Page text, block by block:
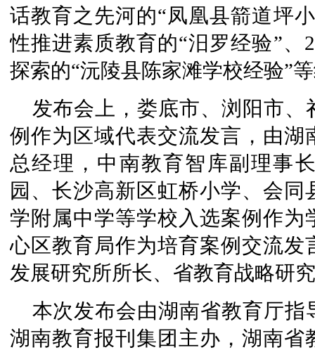
话教育之先河的“凤凰县箭道坪
性推进素质教育的“汨罗经验”、
探索的“沅陵县陈家滩学校经验”
发布会上，娄底市、浏阳市
例作为区域代表交流发言，由
总经理，中南教育智库副理事
园、长沙高新区虹桥小学、会
学附属中学等学校入选案例作
心区教育局作为培育案例交流
发展研究所所长、省教育战略研
本次发布会由湖南省教育厅
湖南教育报刊集团主办，湖南